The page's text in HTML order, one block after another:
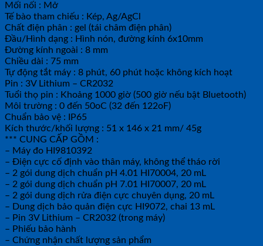
Mối nối : Mở
Tế bào tham chiếu : Kép, Ag/AgCl
Chất điện phân : gel (tái châm điện phân)
Đầu/Hình dạng : Hình nón, đường kính 6x10mm
Đường kính ngoài : 8 mm
Chiều dài : 75 mm
Tự động tắt máy : 8 phút, 60 phút hoặc không kích hoạt
Pin : 3V Lithium – CR2032
Tuổi thọ pin : Khoảng 1000 giờ (500 giờ nếu bật Bluetooth)
Môi trường : 0 đến 50oC (32 đến 122oF)
Chuẩn bảo vệ : IP65
Kích thước/khối lượng : 51 x 146 x 21 mm/ 45g
*** CUNG CẤP GỒM :
– Máy đo HI9810392
– Điện cực cố định vào thân máy, không thể tháo rời
– 2 gói dung dịch chuẩn pH 4.01 HI70004, 20 mL
– 2 gói dung dịch chuẩn pH 7.01 HI70007, 20 mL
– 2 gói dung dịch rửa điện cực chuyên dụng, 20 mL
– Dung dịch bảo quản điện cực HI9072, chai 13 mL
– Pin 3V Lithium – CR2032 (trong máy)
– Phiếu bảo hành
– Chứng nhận chất lượng sản phẩm